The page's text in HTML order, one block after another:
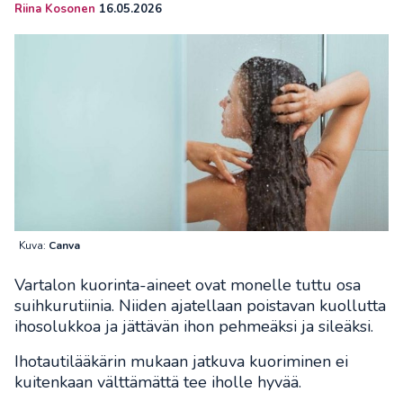
Riina Kosonen 16.05.2026
Kuva: Canva
Vartalon kuorinta-aineet ovat monelle tuttu osa
suihkurutiinia. Niiden ajatellaan poistavan kuollutta
ihosolukkoa ja jättävän ihon pehmeäksi ja sileäksi.
Ihotautilääkärin mukaan jatkuva kuoriminen ei
kuitenkaan välttämättä tee iholle hyvää.